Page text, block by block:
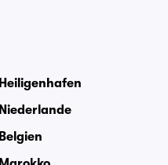
Heiligenhafen
Niederlande
Belgien